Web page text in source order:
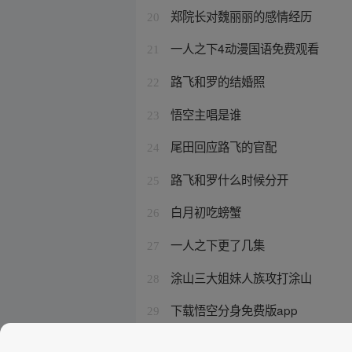
20 郑院长对魏丽丽的感情经历
21 一人之下4动漫国语免费观看
22 路飞和罗的结婚照
23 悟空主唱是谁
24 尾田回应路飞的官配
25 路飞和罗什么时候分开
26 白月初吃螃蟹
27 一人之下更了几集
28 涂山三大姐妹人族攻打涂山
29 下载悟空分身免费版app